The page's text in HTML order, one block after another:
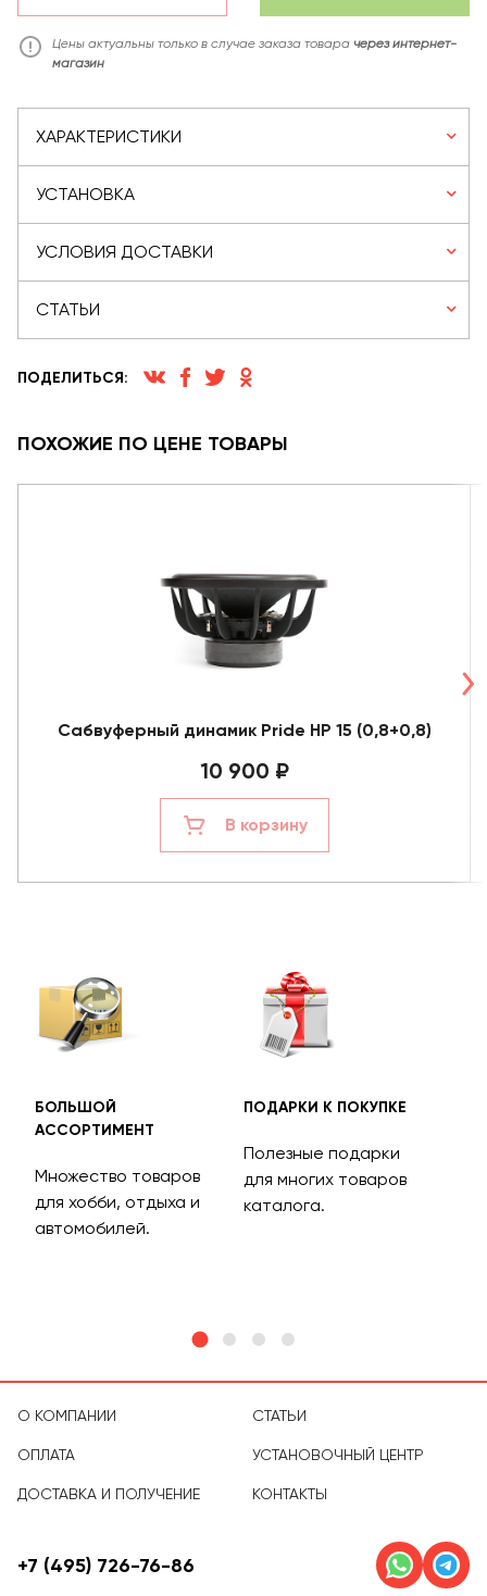
Цены актуальны только в случае заказа товара через интернет-
магазин
ХАРАКТЕРИСТИКИ
УСТАНОВКА
УСЛОВИЯ ДОСТАВКИ
СТАТЬИ
ПОДЕЛИТЬСЯ:
ПОХОЖИЕ ПО ЦЕНЕ ТОВАРЫ
Сабвуферный динамик Pride HP 15 (0,8+0,8)
10 900 ₽
В корзину
БОЛЬШОЙ
АССОРТИМЕНТ
Множество товаров
для хобби, отдыха и
автомобилей.
ПОДАРКИ К ПОКУПКЕ
Полезные подарки
для многих товаров
каталога.
О КОМПАНИИ
ОПЛАТА
ДОСТАВКА И ПОЛУЧЕНИЕ
СТАТЬИ
УСТАНОВОЧНЫЙ ЦЕНТР
КОНТАКТЫ
+7 (495) 726-76-86